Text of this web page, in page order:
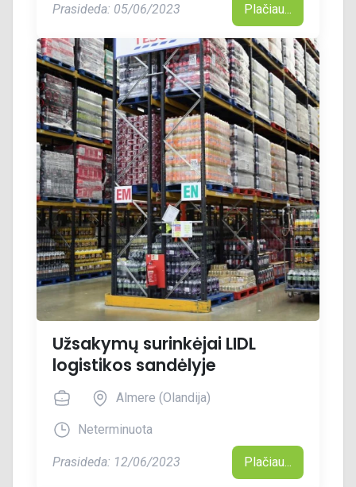
Prasideda: 05/06/2023 Plačiau...
Užsakymų surinkėjai LIDL
logistikos sandėlyje
Almere (Olandija)
Neterminuota
Prasideda: 12/06/2023 Plačiau...